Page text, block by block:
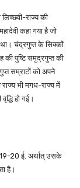
राज्य की
कहा गया है जो
था। चंद्रगुप्त के सिक्कों
की पुष्टि समुद्रगुप्त की
सम्राटों को अपने
राज्य भी मगध-राज्य में
हो गई।
20 ई. अर्थात् उसके
है।